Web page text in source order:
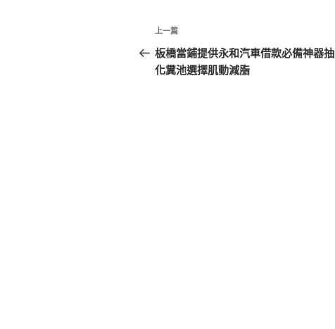
文
章
導
上
一
篇
上一篇
板橋當鋪提供永和汽車借款必備神器抽
化糞池選擇肌動減脂